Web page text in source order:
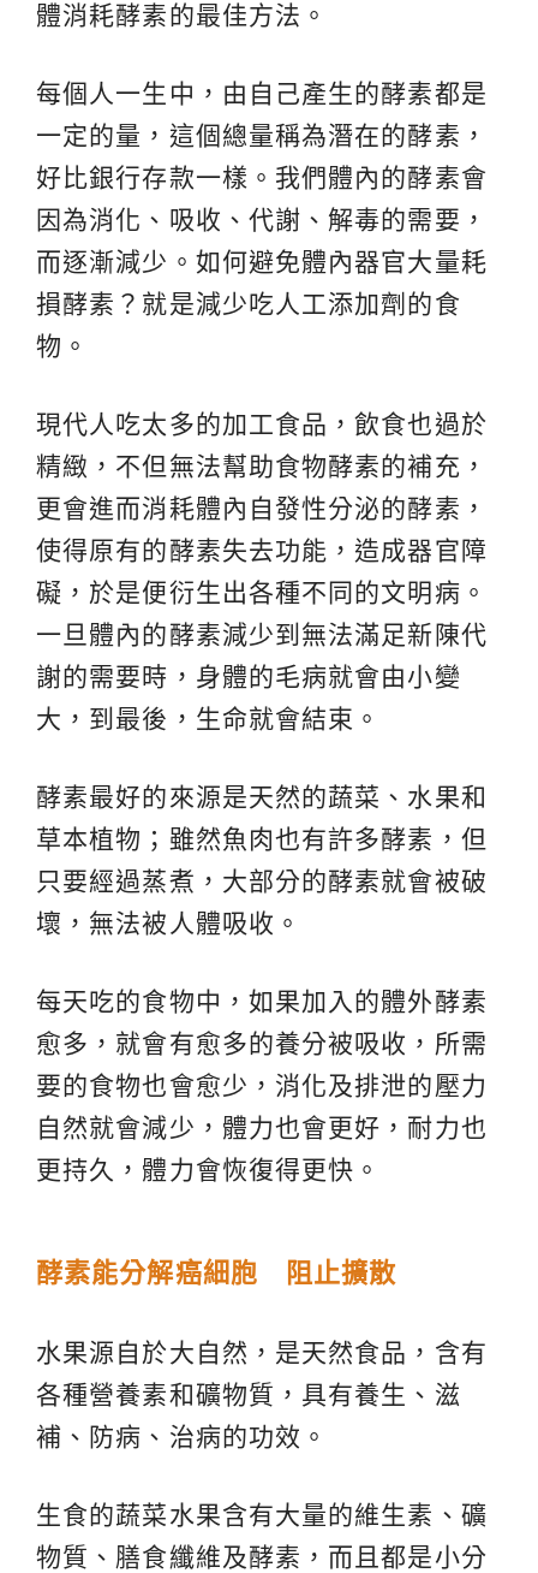
體消耗酵素的最佳方法。
每個人一生中，由自己產生的酵素都是
一定的量，這個總量稱為潛在的酵素，
好比銀行存款一樣。我們體內的酵素會
因為消化、吸收、代謝、解毒的需要，
而逐漸減少。如何避免體內器官大量耗
損酵素？就是減少吃人工添加劑的食
物。
現代人吃太多的加工食品，飲食也過於
精緻，不但無法幫助食物酵素的補充，
更會進而消耗體內自發性分泌的酵素，
使得原有的酵素失去功能，造成器官障
礙，於是便衍生出各種不同的文明病。
一旦體內的酵素減少到無法滿足新陳代
謝的需要時，身體的毛病就會由小變
大，到最後，生命就會結束。
酵素最好的來源是天然的蔬菜、水果和
草本植物；雖然魚肉也有許多酵素，但
只要經過蒸煮，大部分的酵素就會被破
壞，無法被人體吸收。
每天吃的食物中，如果加入的體外酵素
愈多，就會有愈多的養分被吸收，所需
要的食物也會愈少，消化及排泄的壓力
自然就會減少，體力也會更好，耐力也
更持久，體力會恢復得更快。
酵素能分解癌細胞 阻止擴散
水果源自於大自然，是天然食品，含有
各種營養素和礦物質，具有養生、滋
補、防病、治病的功效。
生食的蔬菜水果含有大量的維生素、礦
物質、膳食纖維及酵素，而且都是小分